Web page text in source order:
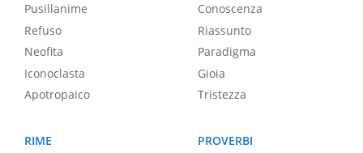
Pusillanime
Refuso
Neofita
Iconoclasta
Apotropaico
Conoscenza
Riassunto
Paradigma
Gioia
Tristezza
RIME
PROVERBI